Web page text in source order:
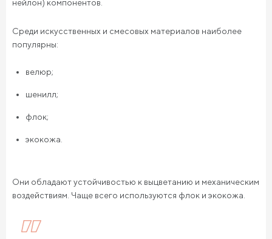
нейлон) компонентов.
Среди искусственных и смесовых материалов наиболее
популярны:
велюр;
шенилл;
флок;
экокожа.
Они обладают устойчивостью к выцветанию и механическим
воздействиям. Чаще всего используются флок и экокожа.